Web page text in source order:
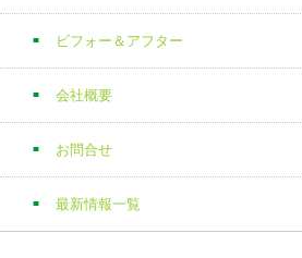
ビフォー＆アフター
会社概要
お問合せ
最新情報一覧